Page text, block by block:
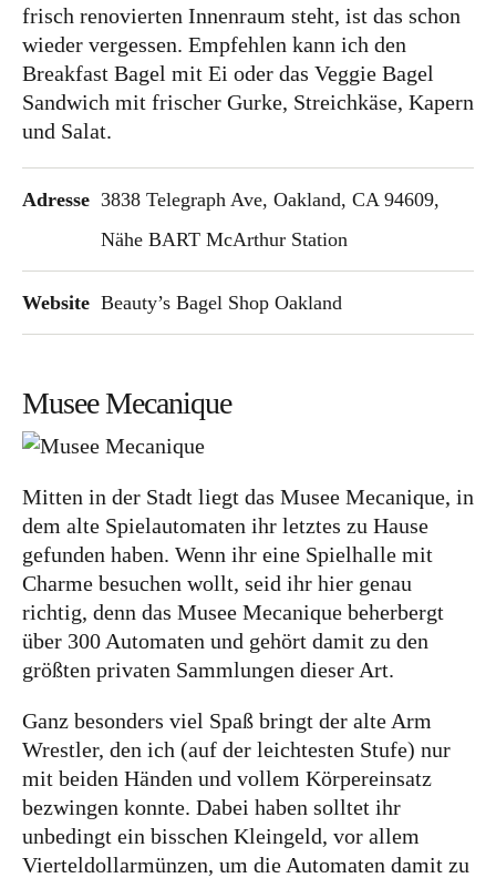
frisch renovierten Innenraum steht, ist das schon
wieder vergessen. Empfehlen kann ich den
Breakfast Bagel mit Ei oder das Veggie Bagel
Sandwich mit frischer Gurke, Streichkäse, Kapern
und Salat.
Adresse 3838 Telegraph Ave, Oakland, CA 94609,
Nähe BART McArthur Station
Website Beauty’s Bagel Shop Oakland
Musee Mecanique
Mitten in der Stadt liegt das Musee Mecanique, in
dem alte Spielautomaten ihr letztes zu Hause
gefunden haben. Wenn ihr eine Spielhalle mit
Charme besuchen wollt, seid ihr hier genau
richtig, denn das Musee Mecanique beherbergt
über 300 Automaten und gehört damit zu den
größten privaten Sammlungen dieser Art.
Ganz besonders viel Spaß bringt der alte Arm
Wrestler, den ich (auf der leichtesten Stufe) nur
mit beiden Händen und vollem Körpereinsatz
bezwingen konnte. Dabei haben solltet ihr
unbedingt ein bisschen Kleingeld, vor allem
Vierteldollarmünzen, um die Automaten damit zu